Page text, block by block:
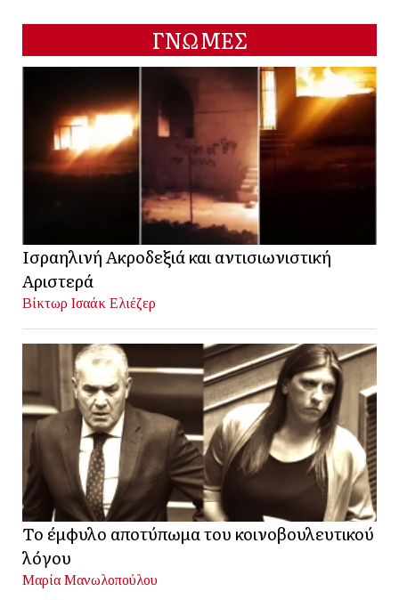
ΓΝΩΜΕΣ
Ισραηλινή Ακροδεξιά και αντισιωνιστική
Αριστερά
Βίκτωρ Ισαάκ Ελιέζερ
Το έμφυλο αποτύπωμα του κοινοβουλευτικού
λόγου
Μαρία Μανωλοπούλου